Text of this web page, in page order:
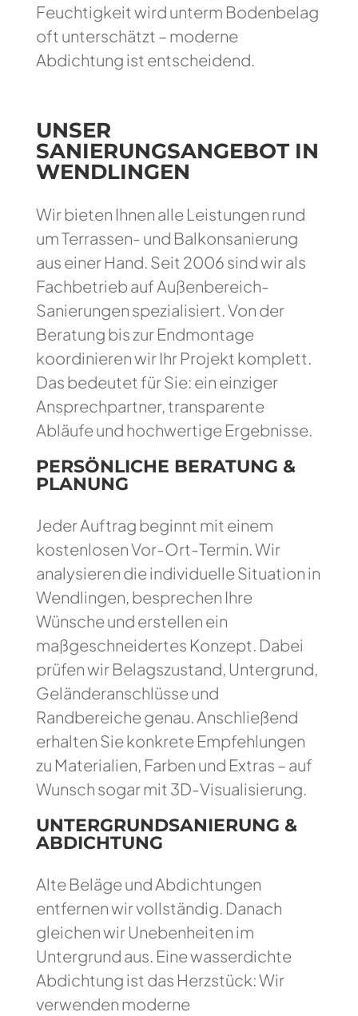
Feuchtigkeit wird unterm Bodenbelag
oft unterschätzt – moderne
Abdichtung ist entscheidend.
UNSER
SANIERUNGSANGEBOT IN
WENDLINGEN
Wir bieten Ihnen alle Leistungen rund
um Terrassen- und Balkonsanierung
aus einer Hand. Seit 2006 sind wir als
Fachbetrieb auf Außenbereich-
Sanierungen spezialisiert. Von der
Beratung bis zur Endmontage
koordinieren wir Ihr Projekt komplett.
Das bedeutet für Sie: ein einziger
Ansprechpartner, transparente
Abläufe und hochwertige Ergebnisse.
PERSÖNLICHE BERATUNG &
PLANUNG
Jeder Auftrag beginnt mit einem
kostenlosen Vor-Ort-Termin. Wir
analysieren die individuelle Situation in
Wendlingen, besprechen Ihre
Wünsche und erstellen ein
maßgeschneidertes Konzept. Dabei
prüfen wir Belagszustand, Untergrund,
Geländeranschlüsse und
Randbereiche genau. Anschließend
erhalten Sie konkrete Empfehlungen
zu Materialien, Farben und Extras – auf
Wunsch sogar mit 3D-Visualisierung.
UNTERGRUNDSANIERUNG &
ABDICHTUNG
Alte Beläge und Abdichtungen
entfernen wir vollständig. Danach
gleichen wir Unebenheiten im
Untergrund aus. Eine wasserdichte
Abdichtung ist das Herzstück: Wir
verwenden moderne